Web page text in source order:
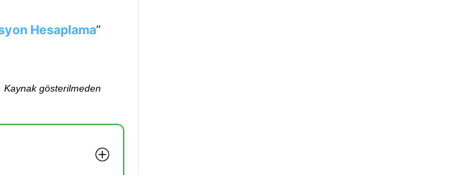
Hesaplama”
Kaynak gösterilmeden